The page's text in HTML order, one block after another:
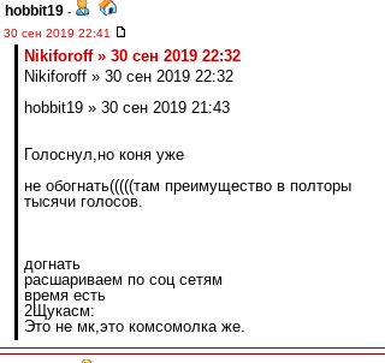
hobbit19 -
30 сен 2019 22:41
Nikiforoff » 30 сен 2019 22:32
Nikiforoff » 30 сен 2019 22:32
hobbit19 » 30 сен 2019 21:43
Голоснул,но коня уже
не обогнать(((((там преимущество в полторы
тысячи голосов.
догнать
расшариваем по соц сетям
время есть
2Щукасм:
Это не мк,это комсомолка же.